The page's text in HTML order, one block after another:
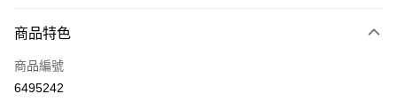
信用卡一次付款
超商取貨付款
商品特色
商品編號
6495242